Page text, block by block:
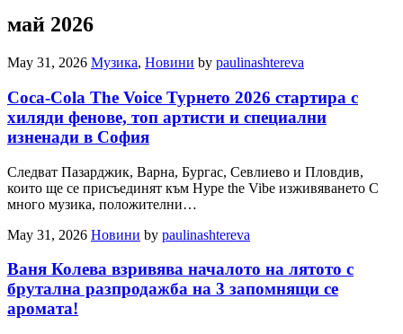
май 2026
May 31, 2026 Музика, Новини by paulinashtereva
Coca-Cola The Voice Турнето 2026 стартира с
хиляди фенове, топ артисти и специални
изненади в София
Следват Пазарджик, Варна, Бургас, Севлиево и Пловдив,
които ще се присъединят към Hype the Vibe изживяването С
много музика, положителни…
May 31, 2026 Новини by paulinashtereva
Ваня Колева взривява началото на лятото с
брутална разпродажба на 3 запомнящи се
аромата!